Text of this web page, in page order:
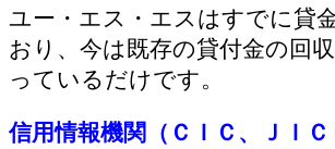
ユー・エス・エスはすでに貸
おり、今は既存の貸付金の回
っているだけです。
信用情報機関（ＣＩＣ、ＪＩＣ